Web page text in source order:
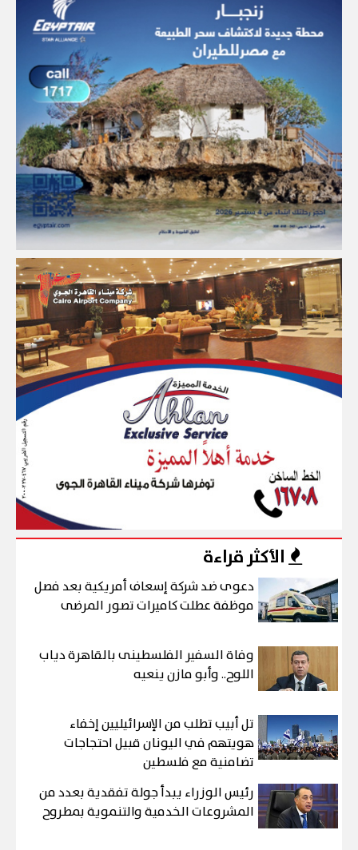
الأكثر قراءة
دعوى ضد شركة إسعاف أمريكية بعد فصل
موظفة عطلت كاميرات تصور المرضى
وفاة السفير الفلسطينى بالقاهرة دياب
اللوح.. وأبو مازن ينعيه
تل أبيب تطلب من الإسرائيليين إخفاء
هويتهم في اليونان قبيل احتجاجات
تضامنية مع فلسطين
رئيس الوزراء يبدأ جولة تفقدية بعدد من
المشروعات الخدمية والتنموية بمطروح